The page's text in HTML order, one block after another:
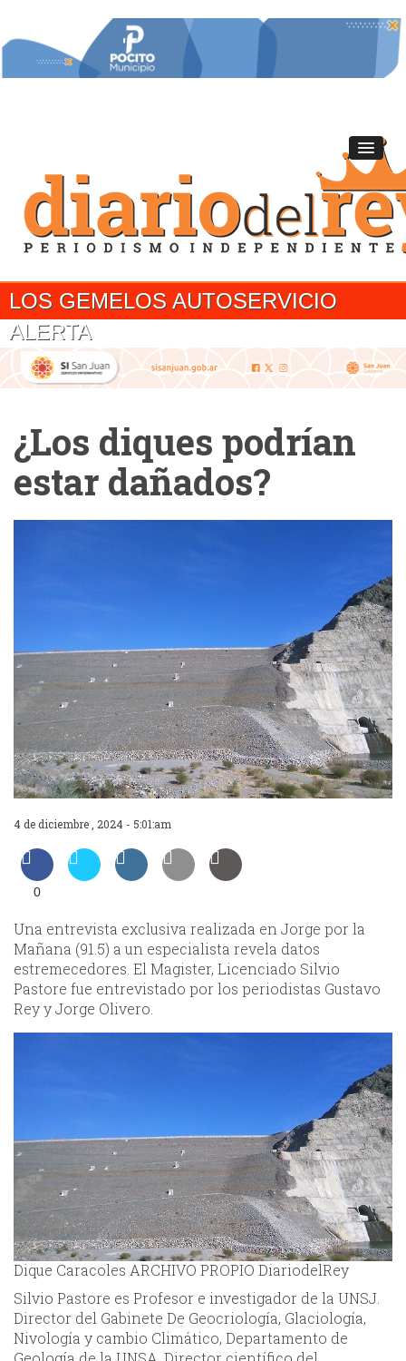
LOS GEMELOS AUTOSERVICIO
ALERTA
¿Los diques podrían
estar dañados?
4 de diciembre , 2024 - 5:01:am
0
Una entrevista exclusiva realizada en Jorge por la
Mañana (91.5) a un especialista revela datos
estremecedores. El Magister, Licenciado Silvio
Pastore fue entrevistado por los periodistas Gustavo
Rey y Jorge Olivero.
Dique Caracoles ARCHIVO PROPIO DiariodelRey
Silvio Pastore es Profesor e investigador de la UNSJ.
Director del Gabinete De Geocriología, Glaciología,
Nivología y cambio Climático, Departamento de